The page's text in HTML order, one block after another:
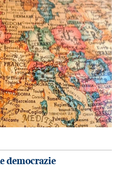
democrazie